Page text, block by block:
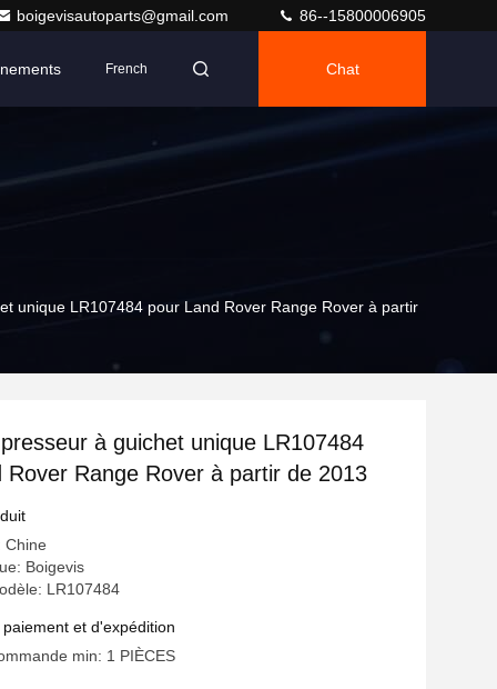
boigevisautoparts@gmail.com 86--15800006905
French Chat
unique LR107484 pour Land Rover Range Rover à partir
à guichet unique LR107484
Rover Range Rover à partir de 2013
Chine
Boigevis
LR107484
et d'expédition
min: 1 PIÈCES